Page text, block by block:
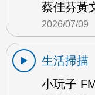
蔡佳芬黃
2026/07/09
生活掃描
小玩子